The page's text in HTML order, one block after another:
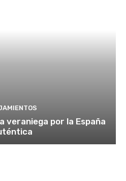
veraniega por la España